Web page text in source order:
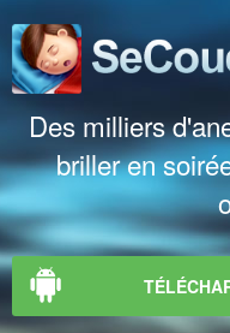
Des milliers
briller en